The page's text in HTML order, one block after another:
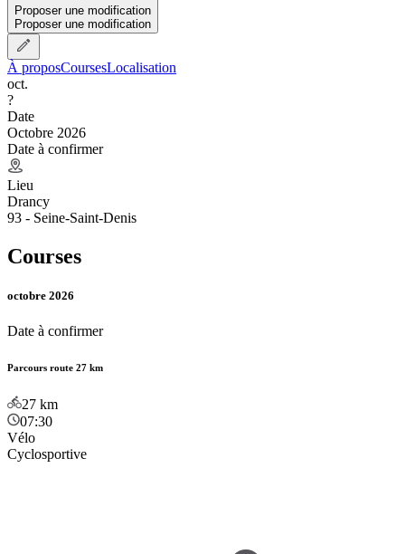
Proposer une modification
Proposer une modification
À proposCoursesLocalisation
oct.
?
Date
Octobre 2026
Date à confirmer
Lieu
Drancy
93 - Seine-Saint-Denis
Courses
octobre 2026
Date à confirmer
Parcours route 27 km
27 km
07:30
Vélo
Cyclosportive